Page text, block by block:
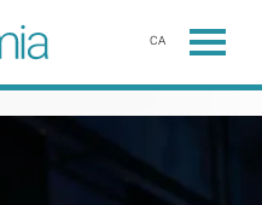
CA